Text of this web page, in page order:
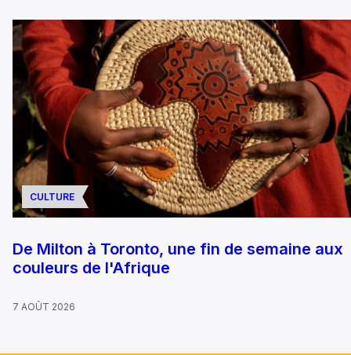
CULTURE
De Milton à Toronto, une fin de semaine aux
couleurs de l'Afrique
7 AOÛT 2026